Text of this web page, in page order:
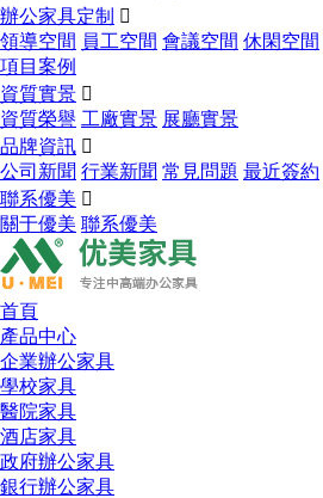
辦公家具定制 
領導空間 員工空間 會議空間 休閑空間
項目案例
資質實景 
資質榮譽 工廠實景 展廳實景
品牌資訊 
公司新聞 行業新聞 常見問題 最近簽約
聯系優美 
關于優美 聯系優美
首頁
產品中心
企業辦公家具
學校家具
醫院家具
酒店家具
政府辦公家具
銀行辦公家具